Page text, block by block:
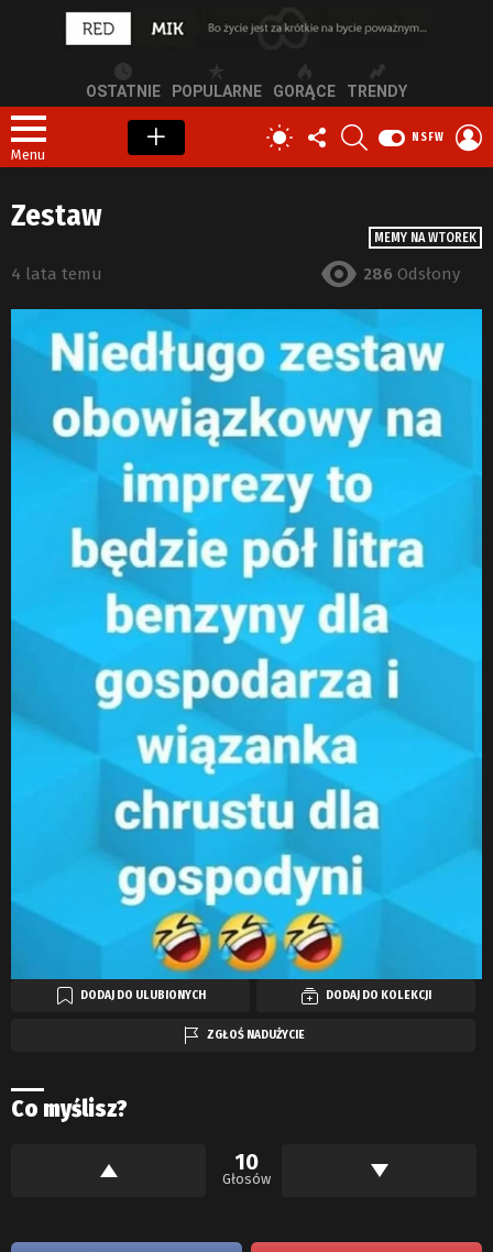
OSTATNIE POPULARNE GORĄCE TRENDY
Menu
PRZEŁĄCZ
SKÓRKĘ
OBSERWUJ
NAS
NSFW
MEMY NA WTOREK
Zestaw
4 lata temu 286 Odsłony
DODAJ DO ULUBIONYCH DODAJ DO KOLEKCJI
ZGŁOŚ NADUŻYCIE
Co myślisz?
10
Głosów